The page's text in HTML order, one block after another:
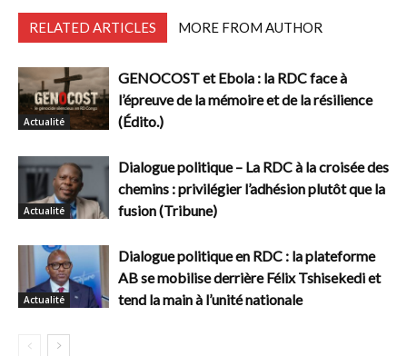
RELATED ARTICLES MORE FROM AUTHOR
Actualité
GENOCOST et Ebola : la RDC face à
l’épreuve de la mémoire et de la résilience
(Édito.)
Actualité
Dialogue politique – La RDC à la croisée des
chemins : privilégier l’adhésion plutôt que la
fusion (Tribune)
Actualité
Dialogue politique en RDC : la plateforme
AB se mobilise derrière Félix Tshisekedi et
tend la main à l’unité nationale